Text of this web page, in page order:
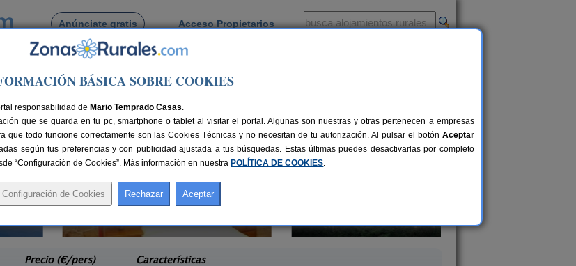
Anúnciate gratis Acceso Propietarios
por pueblo
Casa Rural Outeiro
Precio (€/pers) Características
BÁSICA SOBRE COOKIES
responsabilidad de Mario Temprado Casas.
que se guarda en tu pc, smartphone o tablet al visitar el portal. Algunas son nuestras y otras pertenecen a empresas
que todo funcione correctamente son las Cookies Técnicas y no necesitan de tu autorización. Al pulsar el botón Aceptar
según tus preferencias y con publicidad ajustada a tus búsquedas. Estas últimas puedes desactivarlas por completo
“Configuración de Cookies”. Más información en nuestra POLÍTICA DE COOKIES.